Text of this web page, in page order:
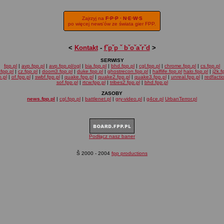
Zajrzyj na F·P·P · N·E·W·S
po więcej news'ów ze świata gier FPP.
< Kontakt- fˇpˇp ˇ bˇoˇaˇrˇd >
SERWISY
fpp.pl | avp.fpp.pl | avp.fpp.pl/ogl | bia.fpp.pl | bhd.fpp.pl | cgl.fpp.pl | chrome.fpp.pl | cs.fpp.pl
| cz.fpp.pl | doom3.fpp.pl | duke.fpp.pl | ghostrecon.fpp.pl | halflife.fpp.pl halo.fpp.pl |
| of.fpp.pl| swbf.fpp.pl| quake.fpp.pl| quake2.fpp.pl| quake3.fpp.pl| unreal.fpp.pl|
sof.fpp.pl| rtcw.fpp.pl| tribes2.fpp.pl| bhd.fpp.pl
ZASOBY
news.fpp.pl | cgl.fpp.pl | battlenet.pl | gry-video.pl | g4ce.pl UrbanTerror.pl
Podłącz nasz baner
Š 2000 - 2004 fpp productions